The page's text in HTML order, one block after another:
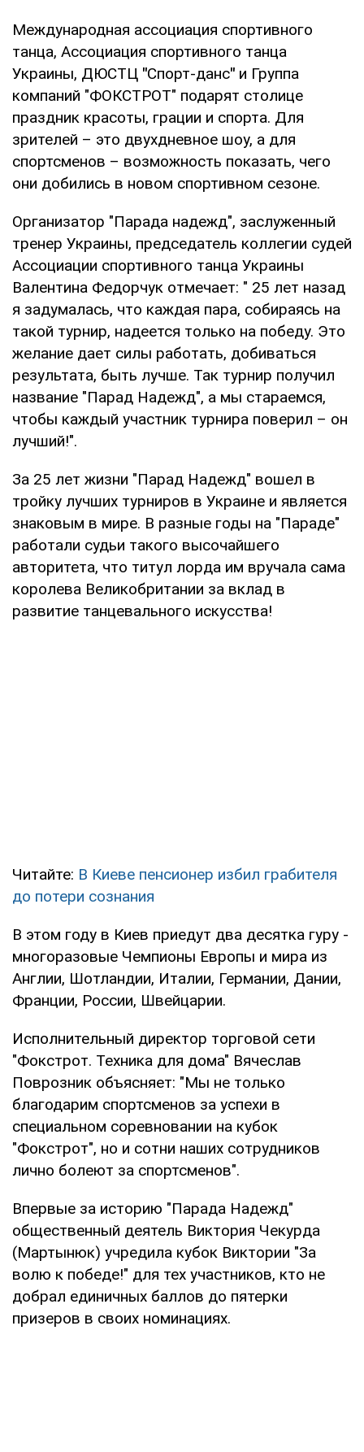
Международная ассоциация спортивного
танца, Ассоциация спортивного танца
Украины, ДЮСТЦ "Спорт-данс" и Группа
компаний "ФОКСТРОТ" подарят столице
праздник красоты, грации и спорта. Для
зрителей – это двухдневное шоу, а для
спортсменов – возможность показать, чего
они добились в новом спортивном сезоне.
Организатор "Парада надежд", заслуженный
тренер Украины, председатель коллегии судей
Ассоциации спортивного танца Украины
Валентина Федорчук отмечает: " 25 лет назад
я задумалась, что каждая пара, собираясь на
такой турнир, надеется только на победу. Это
желание дает силы работать, добиваться
результата, быть лучше. Так турнир получил
название "Парад Надежд", а мы стараемся,
чтобы каждый участник турнира поверил – он
лучший!".
За 25 лет жизни "Парад Надежд" вошел в
тройку лучших турниров в Украине и является
знаковым в мире. В разные годы на "Параде"
работали судьи такого высочайшего
авторитета, что титул лорда им вручала сама
королева Великобритании за вклад в
развитие танцевального искусства!
Читайте: В Киеве пенсионер избил грабителя
до потери сознания
В этом году в Киев приедут два десятка гуру -
многоразовые Чемпионы Европы и мира из
Англии, Шотландии, Италии, Германии, Дании,
Франции, России, Швейцарии.
Исполнительный директор торговой сети
"Фокстрот. Техника для дома" Вячеслав
Поврозник объясняет: "Мы не только
благодарим спортсменов за успехи в
специальном соревновании на кубок
"Фокстрот", но и сотни наших сотрудников
лично болеют за спортсменов".
Впервые за историю "Парада Надежд"
общественный деятель Виктория Чекурда
(Мартынюк) учредила кубок Виктории "За
волю к победе!" для тех участников, кто не
добрал единичных баллов до пятерки
призеров в своих номинациях.